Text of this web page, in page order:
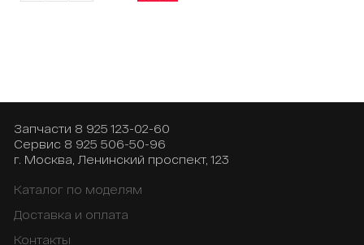
Запчасти 8 925 123-02-60
Сервис 8 925 506-50-96
г. Москва, Ленинский проспект, 123
Каталог по моделям
Доставка и оплата
Контакты